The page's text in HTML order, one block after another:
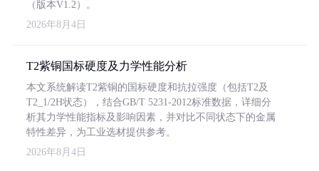
（版本V1.2）。
2026年8月4日
T2紫铜国标硬度及力学性能分析
本文系统解读T2紫铜的国标硬度和抗拉强度（包括T2及
T2_1/2H状态），结合GB/T 5231-2012标准数据，详细分
析其力学性能指标及影响因素，并对比不同状态下的金属
特性差异，为工业选材提供参考。
2026年8月4日